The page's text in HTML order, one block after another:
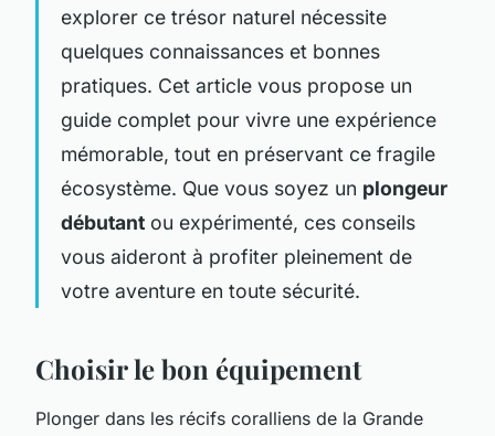
explorer ce trésor naturel nécessite
quelques connaissances et bonnes
pratiques. Cet article vous propose un
guide complet pour vivre une expérience
mémorable, tout en préservant ce fragile
écosystème. Que vous soyez un plongeur
débutant ou expérimenté, ces conseils
vous aideront à profiter pleinement de
votre aventure en toute sécurité.
Choisir le bon équipement
Plonger dans les récifs coralliens de la Grande